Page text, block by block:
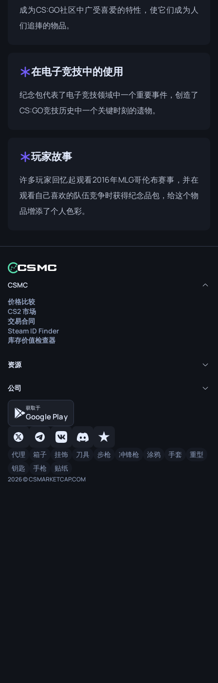
成为CS:GO社区中广受喜爱的特性，使它们成为人
们追捧的物品。
在电子竞技中的使用
纪念包代表了电子竞技领域中一个重要事件，创造了
CS:GO竞技历史中一个关键时刻的遗物。
玩家故事
许多玩家回忆起观看2016年MLG哥伦布赛事，并在
观看自己喜欢的队伍竞争时获得纪念品包，给这个物
品增添了个人色彩。
CSMC
价格比较
CS2 市场
交易合同
Steam ID Finder
库存价值检查器
资源
公司
获取于
Google Play
代理 箱子 挂饰 刀具 步枪 冲锋枪 涂鸦 手套
重型
钥匙
手枪 贴纸
2026 © CSMARKETCAP.COM